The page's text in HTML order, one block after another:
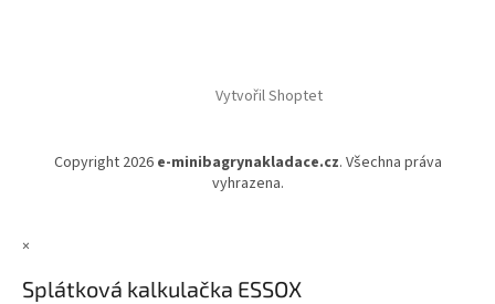
Vytvořil Shoptet
Copyright 2026 e-minibagrynakladace.cz. Všechna práva
vyhrazena.
×
Splátková kalkulačka ESSOX